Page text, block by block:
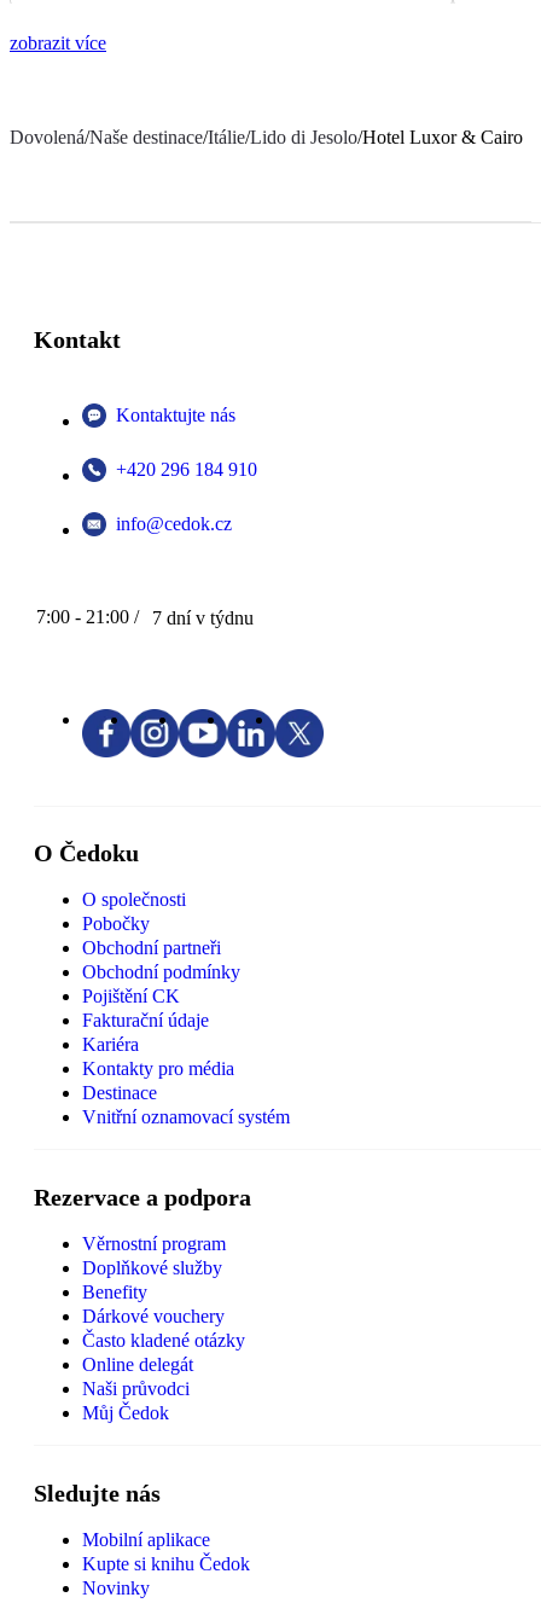
zobrazit více
Dovolená/Naše destinace/Itálie/Lido di Jesolo/Hotel Luxor & Cairo
Kontakt
Kontaktujte nás
+420 296 184 910
info@cedok.cz
7:00 - 21:00 / 7 dní v týdnu
O Čedoku
O společnosti
Pobočky
Obchodní partneři
Obchodní podmínky
Pojištění CK
Fakturační údaje
Kariéra
Kontakty pro média
Destinace
Vnitřní oznamovací systém
Rezervace a podpora
Věrnostní program
Doplňkové služby
Benefity
Dárkové vouchery
Často kladené otázky
Online delegát
Naši průvodci
Můj Čedok
Sledujte nás
Mobilní aplikace
Kupte si knihu Čedok
Novinky